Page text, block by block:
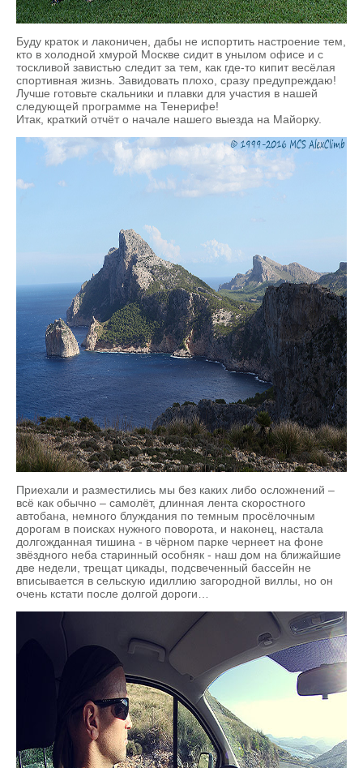
Буду краток и лаконичен, дабы не испортить настроение тем,
кто в холодной хмурой Москве сидит в унылом офисе и с
тоскливой завистью следит за тем, как где-то кипит весёлая
спортивная жизнь. Завидовать плохо, сразу предупреждаю!
Лучше готовьте скальники и плавки для участия в нашей
следующей программе на Тенерифе!
Итак, краткий отчёт о начале нашего выезда на Майорку.
Приехали и разместились мы без каких либо осложнений –
всё как обычно – самолёт, длинная лента скоростного
автобана, немного блуждания по темным просёлочным
дорогам в поисках нужного поворота, и наконец, настала
долгожданная тишина - в чёрном парке чернеет на фоне
звёздного неба старинный особняк - наш дом на ближайшие
две недели, трещат цикады, подсвеченный бассейн не
вписывается в сельскую идиллию загородной виллы, но он
очень кстати после долгой дороги…